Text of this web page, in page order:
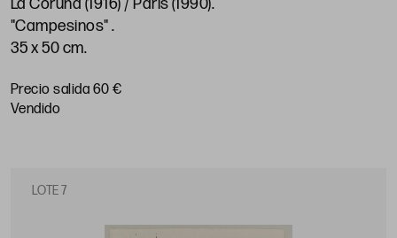
"Campesinos".
35 x 50 cm.
Precio salida 60 €
vendido
LOTE 7